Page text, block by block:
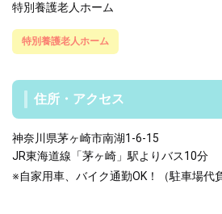
特別養護老人ホーム
特別養護老人ホーム
住所・アクセス
神奈川県茅ヶ崎市南湖1-6-15
JR東海道線「茅ヶ崎」駅よりバス10分
※自家用車、バイク通勤OK！（駐車場代